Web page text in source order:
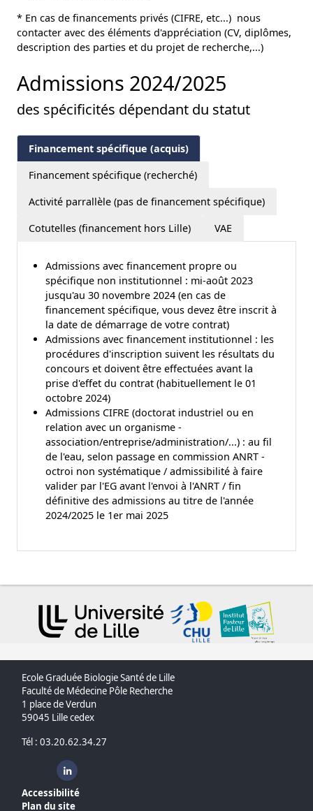
* En cas de financements privés (CIFRE, etc...) nous
contacter avec des éléments d'appréciation (CV, diplômes,
description des parties et du projet de recherche,...)
Admissions 2024/2025
des spécificités dépendant du statut
Financement spécifique (acquis)
Financement spécifique (recherché)
Activité parrallèle (pas de financement spécifique)
Cotutelles (financement hors Lille)
VAE
Admissions avec financement propre ou
spécifique non institutionnel : mi-août 2023
jusqu'au 30 novembre 2024 (en cas de
financement spécifique, vous devez être inscrit à
la date de démarrage de votre contrat)
Admissions avec financement institutionnel : les
procédures d'inscription suivent les résultats du
concours et doivent être effectuées avant la
prise d'effet du contrat (habituellement le 01
octobre 2024)
Admissions CIFRE (doctorat industriel ou en
relation avec un organisme -
association/entreprise/administration/...) : au fil
de l'eau, selon passage en commission ANRT -
octroi non systématique / admissibilité à faire
valider par l'EG avant l'envoi à l'ANRT / fin
définitive des admissions au titre de l'année
2024/2025 le 1er mai 2025
Ecole Graduée Biologie Santé de Lille
Faculté de Médecine Pôle Recherche
1 place de Verdun
59045 Lille cedex
Tél : 03.20.62.34.27
Linkedin ( nouvelle fenêtre)
Accessibilité
Plan du site